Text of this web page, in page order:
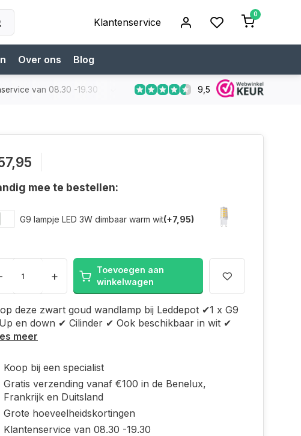
Klantenservice
0
Over ons Blog
van 08.30 -19.30 Koop bij een specialist Gratis
9,5
mee te bestellen:
G9 lampje LED 3W dimbaar warm wit(+7,95)
+
Toevoegen aan
winkelwagen
deze zwart goud wandlamp bij Leddepot ✔1 x G9
en down ✔ Cilinder ✔ Ook beschikbaar in wit ✔
meer
Koop bij een specialist
Gratis verzending vanaf €100 in de Benelux,
Frankrijk en Duitsland
Grote hoeveelheidskortingen
Klantenservice van 08.30 -19.30